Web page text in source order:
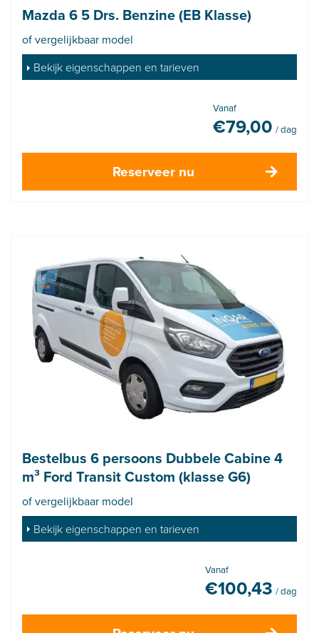
Mazda 6 5 Drs. Benzine (EB Klasse)
of vergelijkbaar model
Bekijk eigenschappen en tarieven
Vanaf
€79,00 / dag
Reserveer nu
Bestelbus 6 persoons Dubbele Cabine 4
m³ Ford Transit Custom (klasse G6)
of vergelijkbaar model
Bekijk eigenschappen en tarieven
Vanaf
€100,43 / dag